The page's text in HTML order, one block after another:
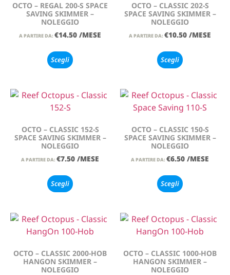
OCTO – REGAL 200-S SPACE
SAVING SKIMMER –
NOLEGGIO
A PARTIRE DA: €14.50 /MESE
Scegli
OCTO – CLASSIC 202-S
SPACE SAVING SKIMMER –
NOLEGGIO
A PARTIRE DA: €10.50 /MESE
Scegli
OCTO – CLASSIC 152-S
SPACE SAVING SKIMMER –
NOLEGGIO
A PARTIRE DA: €7.50 /MESE
Scegli
OCTO – CLASSIC 150-S
SPACE SAVING SKIMMER –
NOLEGGIO
A PARTIRE DA: €6.50 /MESE
Scegli
OCTO – CLASSIC 2000-HOB
HANGON SKIMMER –
NOLEGGIO
OCTO – CLASSIC 1000-HOB
HANGON SKIMMER –
NOLEGGIO